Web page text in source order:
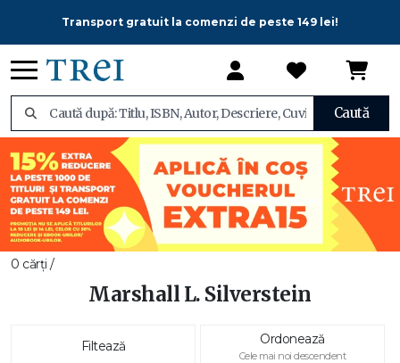
Transport gratuit la comenzi de peste 149 lei!
Caută
0 cărți /
Marshall L. Silverstein
Filtează Ordonează
Cele mai noi descendent